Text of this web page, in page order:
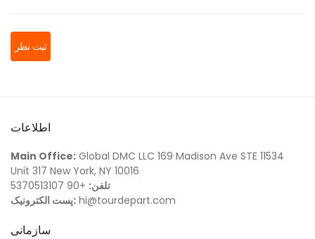
ثبت نظر
اطلاعات
Main Office: Global DMC LLC 169 Madison Ave STE 11534
Unit 317 New York, NY 10016
تلفن: +90 5370513107
پست الکترونیک: hi@tourdepart.com
سازمانی